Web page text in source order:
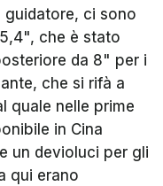
ci sono
che è stato
da 8" per i
che si rifà a
quale nelle prime
in Cina
un devioluci per gli
qui erano